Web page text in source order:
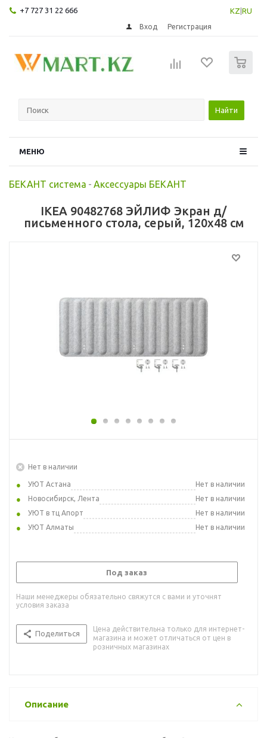
+7 727 31 22 666 KZ RU
Вход Регистрация
Найти
МЕНЮ
БЕКАНТ система - Аксессуары БЕКАНТ
IKEA 90482768 ЭЙЛИФ Экран д/
письменного стола, серый, 120x48 см
Нет в наличии
УЮТ Астана
Нет в наличии
Новосибирск, Лента
Нет в наличии
УЮТ в тц Апорт
Нет в наличии
УЮТ Алматы
Нет в наличии
Под заказ
Наши менеджеры обязательно свяжутся с вами и уточнят
условия заказа
Поделиться
Цена действительна только для интернет-
магазина и может отличаться от цен в
розничных магазинах
Описание